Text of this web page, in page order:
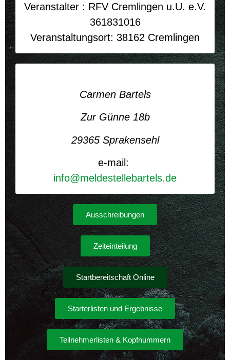
Veranstalter : RFV Cremlingen u.U. e.V.
361831016
Veranstaltungsort: 38162 Cremlingen
Carmen Bartels
Zur Günne 18b
29365 Sprakensehl
e-mail:
info@meldestellebartels.de
Ausschreibungen
Zeiteinteilung
Startbereitschaft Online
Starterlisten und Ergebnisse
Teilnehmerlisten & Kopfnummern